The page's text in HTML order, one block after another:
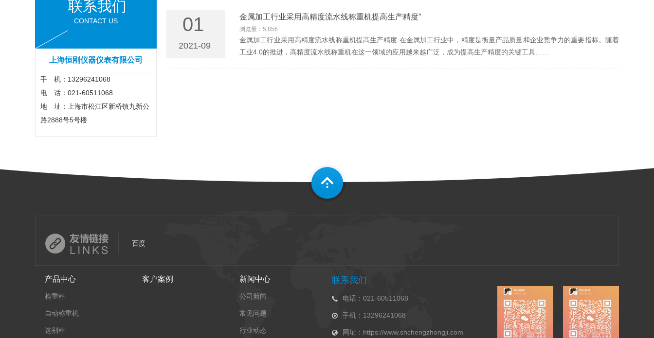
联系我们
CONTACT US
上海恒刚仪器仪表有限公司
手 机：13296241068
电 话：021-60511068
地 址：上海市松江区新桥镇九新公
路2888号5号楼
金属加工行业采用高精度流水线称重机提高生产精度”
浏览量：5,856
金属加工行业采用高精度流水线称重机提高生产精度 在金属加工行业中，精度是衡量产品质量和企业竞争力的重要指标。随着
工业4.0的推进，高精度流水线称重机在这一领域的应用越来越广泛，成为提高生产精度的关键工具……
01
2021-09
百度
产品中心
检重秤
自动称重机
选别秤
客户案例 新闻中心
公司新闻
常见问题
行业动态
联系我们
电话：021-60511068
手机：13296241068
网址：https://www.shchengzhongji.com